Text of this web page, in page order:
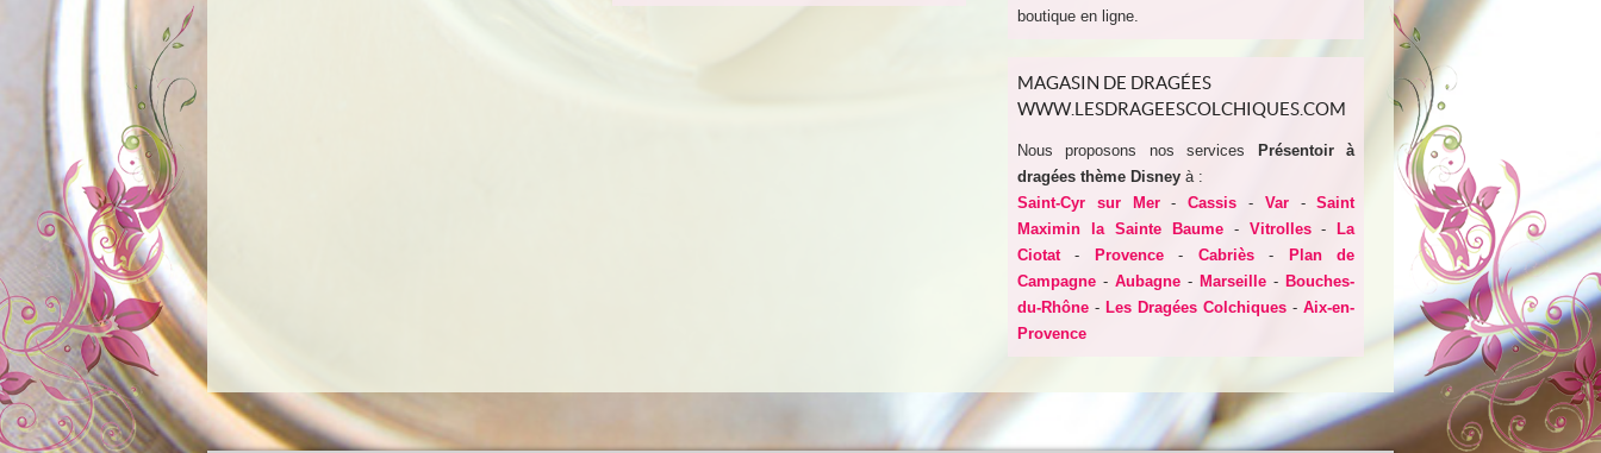
boutique en ligne.
MAGASIN DE DRAGÉES
WWW.LESDRAGEESCOLCHIQUES.COM
Nous proposons nos services
Présentoir à
dragées thème Disneyà :
Saint-Cyr sur Mer-Cassis - Var -Saint
Maximin la Sainte Baume - Vitrolles-
La
Ciotat- Provence- Cabriès-
Plan de
Campagne -Aubagne- Marseille- Bouches-
du-Rhône - Les Dragées Colchiques-Aix-en-
Provence